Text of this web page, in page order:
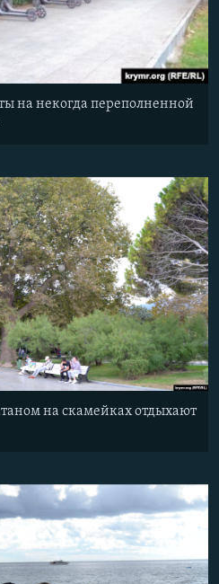
на некогда переполненной
на скамейках отдыхают